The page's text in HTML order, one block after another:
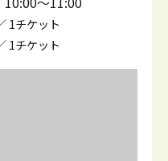
1チケット
1チケット